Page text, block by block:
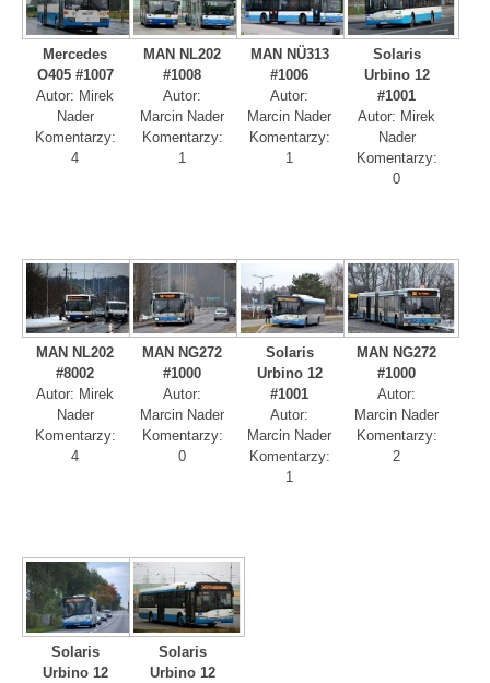
Mercedes
O405 #1007
Autor: Mirek
Nader
Komentarzy:
4
MAN NL202
#1008
Autor:
Marcin Nader
Komentarzy:
1
MAN NÜ313
#1006
Autor:
Marcin Nader
Komentarzy:
1
Solaris
Urbino 12
#1001
Autor: Mirek
Nader
Komentarzy:
0
MAN NL202
#8002
Autor: Mirek
Nader
Komentarzy:
4
MAN NG272
#1000
Autor:
Marcin Nader
Komentarzy:
0
Solaris
Urbino 12
#1001
Autor:
Marcin Nader
Komentarzy:
1
MAN NG272
#1000
Autor:
Marcin Nader
Komentarzy:
2
Solaris
Urbino 12
Solaris
Urbino 12